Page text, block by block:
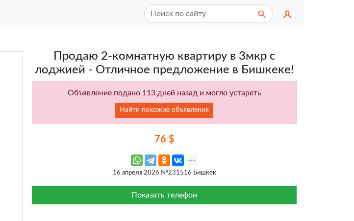
Продаю 2-комнатную квартиру в 3мкр с
лоджией - Отличное предложение в Бишкеке!
Объявление подано 113 дней назад и могло устареть
Найти похожие объявления
76 $
16 апреля 2026 №231516 Бишкек
Показать телефон